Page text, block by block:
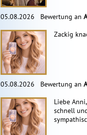
05.08.2026 Bewertung an
Zackig
05.08.2026 Bewertung an
Liebe
schnell